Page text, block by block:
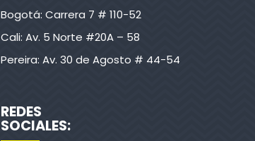
Bogotá: Carrera 7 # 110-52
Cali: Av. 5 Norte #20A – 58
Pereira: Av. 30 de Agosto # 44-54
REDES
SOCIALES: